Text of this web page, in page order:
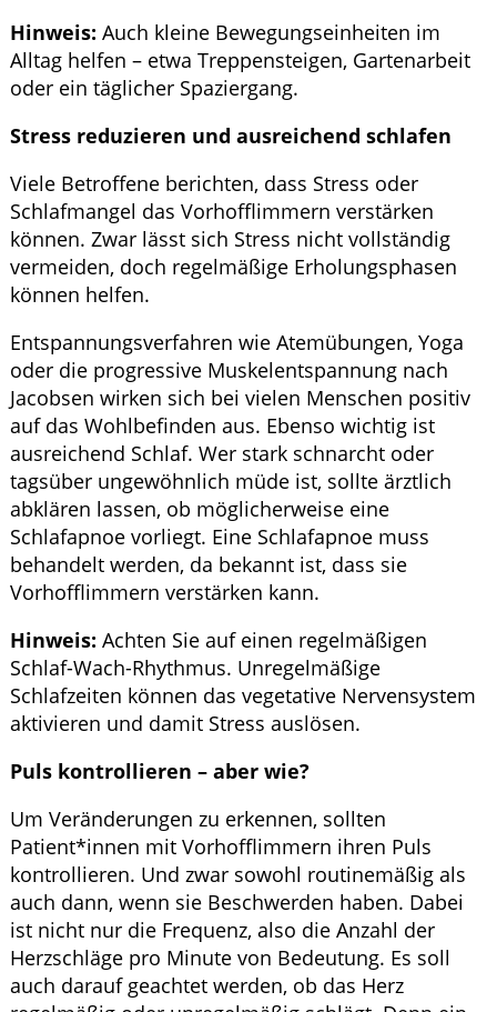
Hinweis: Auch kleine Bewegungseinheiten im
Alltag helfen – etwa Treppensteigen, Gartenarbeit
oder ein täglicher Spaziergang.
Stress reduzieren und ausreichend schlafen
Viele Betroffene berichten, dass Stress oder
Schlafmangel das Vorhofflimmern verstärken
können. Zwar lässt sich Stress nicht vollständig
vermeiden, doch regelmäßige Erholungsphasen
können helfen.
Entspannungsverfahren wie Atemübungen, Yoga
oder die progressive Muskelentspannung nach
Jacobsen wirken sich bei vielen Menschen positiv
auf das Wohlbefinden aus. Ebenso wichtig ist
ausreichend Schlaf. Wer stark schnarcht oder
tagsüber ungewöhnlich müde ist, sollte ärztlich
abklären lassen, ob möglicherweise eine
Schlafapnoe vorliegt. Eine Schlafapnoe muss
behandelt werden, da bekannt ist, dass sie
Vorhofflimmern verstärken kann.
Hinweis: Achten Sie auf einen regelmäßigen
Schlaf-Wach-Rhythmus. Unregelmäßige
Schlafzeiten können das vegetative Nervensystem
aktivieren und damit Stress auslösen.
Puls kontrollieren – aber wie?
Um Veränderungen zu erkennen, sollten
Patient*innen mit Vorhofflimmern ihren Puls
kontrollieren. Und zwar sowohl routinemäßig als
auch dann, wenn sie Beschwerden haben. Dabei
ist nicht nur die Frequenz, also die Anzahl der
Herzschläge pro Minute von Bedeutung. Es soll
auch darauf geachtet werden, ob das Herz